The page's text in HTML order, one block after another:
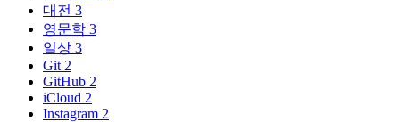
대전 3
영문학 3
일상 3
Git 2
GitHub 2
iCloud 2
Instagram 2